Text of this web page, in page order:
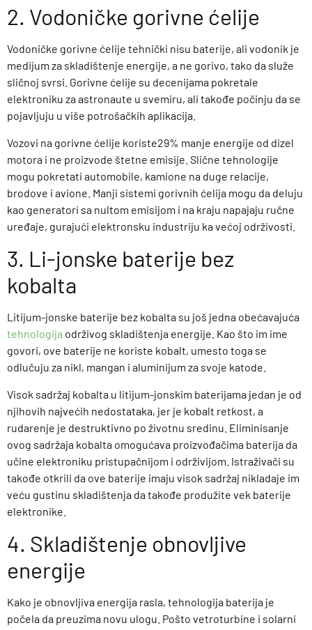
2. Vodoničke gorivne ćelije
Vodoničke gorivne ćelije tehnički nisu baterije, ali vodonik je
medijum za skladištenje energije, a ne gorivo, tako da služe
sličnoj svrsi. Gorivne ćelije su decenijama pokretale
elektroniku za astronaute u svemiru, ali takođe počinju da se
pojavljuju u više potrošačkih aplikacija.
Vozovi na gorivne ćelije koriste29% manje energije od dizel
motora i ne proizvode štetne emisije. Slične tehnologije
mogu pokretati automobile, kamione na duge relacije,
brodove i avione. Manji sistemi gorivnih ćelija mogu da deluju
kao generatori sa nultom emisijom i na kraju napajaju ručne
uređaje, gurajući elektronsku industriju ka većoj održivosti.
3. Li-jonske baterije bez
kobalta
Litijum-jonske baterije bez kobalta su još jedna obećavajuća
tehnologija održivog skladištenja energije. Kao što im ime
govori, ove baterije ne koriste kobalt, umesto toga se
odlučuju za nikl, mangan i aluminijum za svoje katode.
Visok sadržaj kobalta u litijum-jonskim baterijama jedan je od
njihovih najvećih nedostataka, jer je kobalt retkost, a
rudarenje je destruktivno po životnu sredinu. Eliminisanje
ovog sadržaja kobalta omogućava proizvođačima baterija da
učine elektroniku pristupačnijom i održivijom. Istraživači su
takođe otkrili da ove baterije imaju visok sadržaj nikladaje im
veću gustinu skladištenja da takođe produžite vek baterije
elektronike.
4. Skladištenje obnovljive
energije
Kako je obnovljiva energija rasla, tehnologija baterija je
počela da preuzima novu ulogu. Pošto vetroturbine i solarni